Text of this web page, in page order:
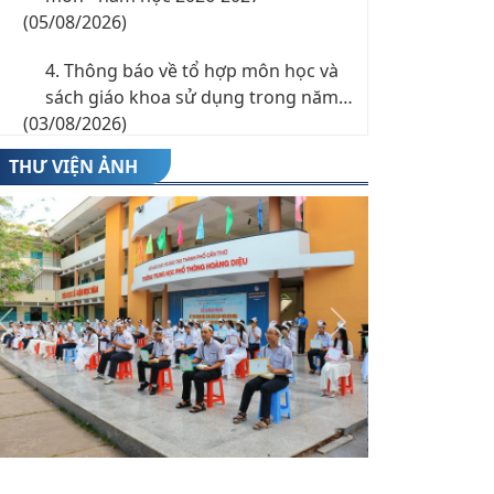
sách giáo khoa sử dụng trong năm
học 2026-2027
(03/08/2026)
5. Chỉ tiêu nguyện vọng 3 vào lớp 10
THPT công lập năm học 2026-2027
(27/07/2026)
6. Thông báo nhập học lớp 10 năm
học 2026-2027
(23/07/2026)
7. Danh sách thí sinh trúng tuyển
trường THPT Hoàng Diệu năm học
2026-2027
(22/07/2026)
8. Thông báo phê duyệt điểm chuẩn
THƯ VIỆN ẢNH
Previous Next